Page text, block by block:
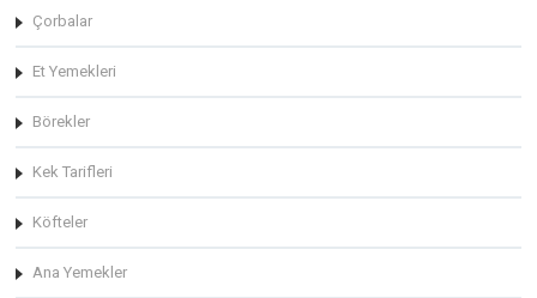
Çorbalar
Et Yemekleri
Börekler
Kek Tarifleri
Köfteler
Ana Yemekler